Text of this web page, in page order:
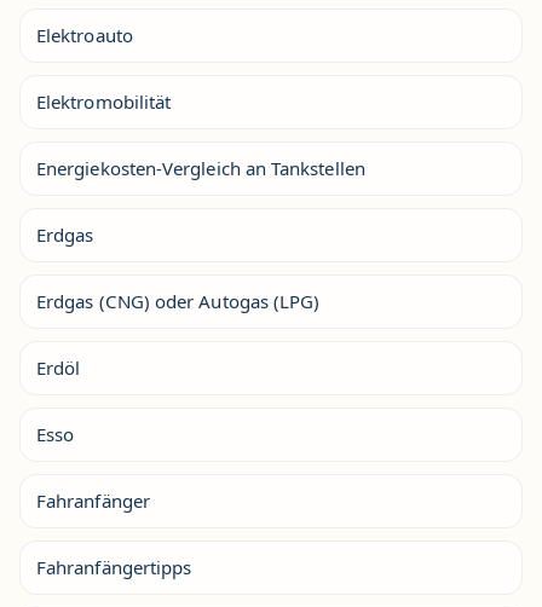
Elektroauto
Elektromobilität
Energiekosten-Vergleich an Tankstellen
Erdgas
Erdgas (CNG) oder Autogas (LPG)
Erdöl
Esso
Fahranfänger
Fahranfängertipps